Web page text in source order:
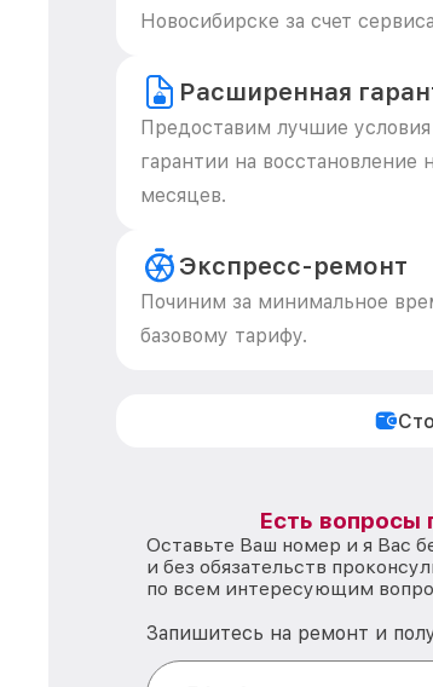
Новосибирске за счет
Расширенная
Предоставим лучшие условия
гарантии на восстановление
месяцев.
Экспресс-ремонт
Починим за минимальное
базовому тарифу.
Есть вопросы
Оставьте Ваш номер и я Вас
и без обязательств
по всем интересующим
Запишитесь на ремонт и